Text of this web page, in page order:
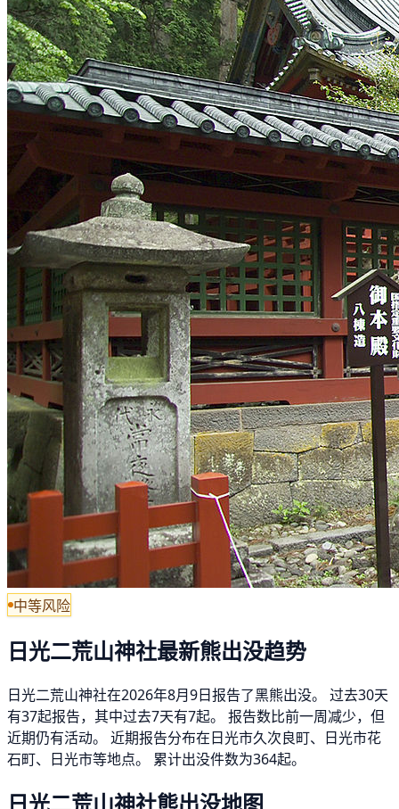
中等风险
日光二荒山神社最新熊出没趋势
日光二荒山神社在2026年8月9日报告了黑熊出没。 过去30天
有37起报告，其中过去7天有7起。 报告数比前一周减少，但
近期仍有活动。 近期报告分布在日光市久次良町、日光市花
石町、日光市等地点。 累计出没件数为364起。
日光二荒山神社熊出没地图